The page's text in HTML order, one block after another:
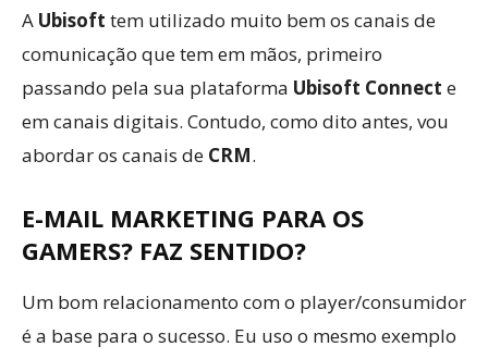
A Ubisoft tem utilizado muito bem os canais de
comunicação que tem em mãos, primeiro
passando pela sua plataforma Ubisoft Connect e
em canais digitais. Contudo, como dito antes, vou
abordar os canais de CRM.
E-MAIL MARKETING PARA OS
GAMERS? FAZ SENTIDO?
Um bom relacionamento com o player/consumidor
é a base para o sucesso. Eu uso o mesmo exemplo